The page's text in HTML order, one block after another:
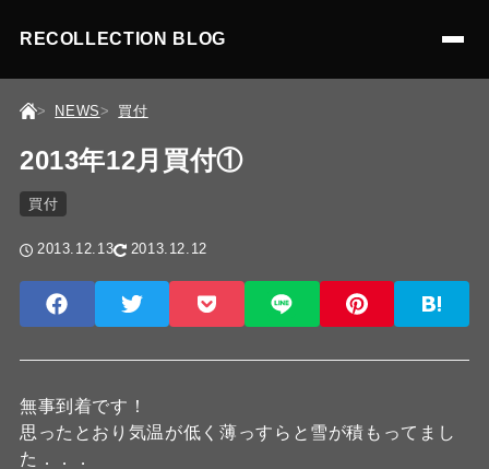
RECOLLECTION BLOG
NEWS 買付
2013年12月買付①
買付
2013.12.13 2013.12.12
無事到着です！
思ったとおり気温が低く薄っすらと雪が積もってまし
た．．．